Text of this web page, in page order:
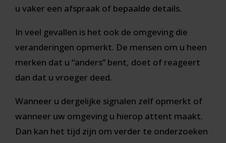
u vaker een afspraak of bepaalde details.
In veel gevallen is het ook de omgeving die
veranderingen opmerkt. De mensen om u heen
merken dat u “anders” bent, doet of reageert
dan dat u vroeger deed.
Wanneer u dergelijke signalen zelf opmerkt of
wanneer uw omgeving u hierop attent maakt.
Dan kan het tijd zijn om verder te onderzoeken